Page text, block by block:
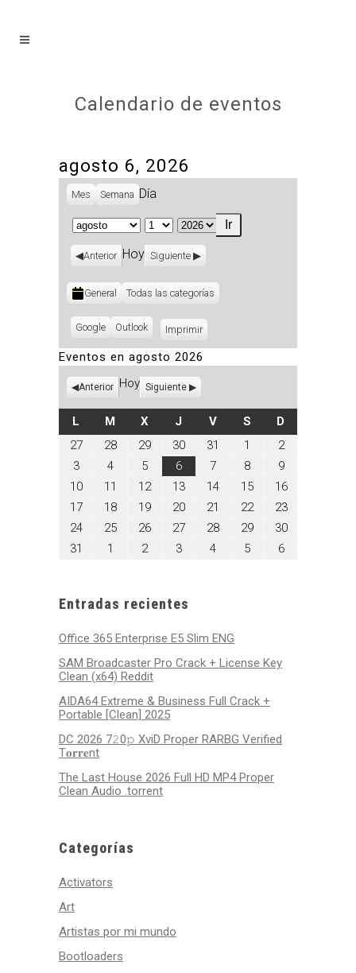
Calendario de eventos
agosto 6, 2026
Mes Semana Día
Mes
Día
Año
Anterior Hoy Siguiente
Categorías
General Todas las categorías
Subscribe
Google
Subscribe
Outlook ImprimirVistas
Eventos en agosto 2026
Anterior Hoy Siguiente
L LUNES
M MARTES
XMIÉRCOLES
J JUEVES
VVIERNES
SSÁBADO
D
27julio
28julio
29julio
29,
30julio
30,
31 1
agosto
2026
2agosto
2,
2026
3agosto
3,
2026
4agosto
4,
2026
5agosto
5,
2026
6agosto
6,
2026
7agosto
7,
2026
8agosto
8,
2026
9agosto
9,
2026
10agosto
10,
11
agosto
2026
12agosto
2026
13agosto
2026
14agosto
2026
15agosto
2026
16agosto
2026
17agosto
2026
18agosto
18,
2026
19agosto
2026
20agosto
20,
2026
21
agosto
2026
22agosto
2026
23agosto
23,
2026
24agosto
25agosto
26agosto
27agosto
28agosto
29agosto
30agosto
31
agosto
1
septiembre
2septiembre
3septiembre
4septiembre
5septiembre
6septiembre
Entradas recientes
Office 365 Enterprise E5 Slim ENG
SAM Broadcaster Pro Crack + License Key
Clean (x64) Reddit
AIDA64 Extreme & Business Full Crack +
Portable [Clean] 2025
DC 2026 7𝟸0𝚙 XviD Proper RARBG Verified
T𝐨𝐫𝐫𝐞nt
The Last House 2026 Full HD MP4 Proper
Clean Audio .torrent
Categorías
Activators
Art
Artistas por mi mundo
Bootloaders